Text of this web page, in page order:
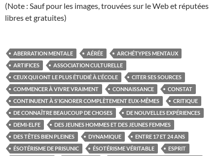
(Note : Sauf pour les images, trouvées sur le Web et réputées
libres et gratuites)
ABERRATION MENTALE AÉRÉE
ARCHÉTYPES MENTAUX
ARTIFICES
ASSOCIATION CULTURELLE
CEUX QUI ONT LE PLUS ÉTUDIÉ À L'ÉCOLE
CITER SES SOURCES
COMMENCER À VIVRE VRAIMENT
CONNAISSANCE
CONSTAT
CONTINUENT À S'IGNORER COMPLÈTEMENT EUX-MÊMES
CRITIQUE
DE CONNAÎTRE BEAUCOUP DE CHOSES
DE NOUVELLES EXPÉRIENCES
DEMI-ELFE
DES JEUNES HOMMES ET DES JEUNES FEMMES
DES TÊTES BIEN PLEINES
DYNAMIQUE
ENTRE 17 ET 24 ANS
ÉSOTÉRISME DE PRISUNIC
ÉSOTÉRISME VÉRITABLE
ESPRIT